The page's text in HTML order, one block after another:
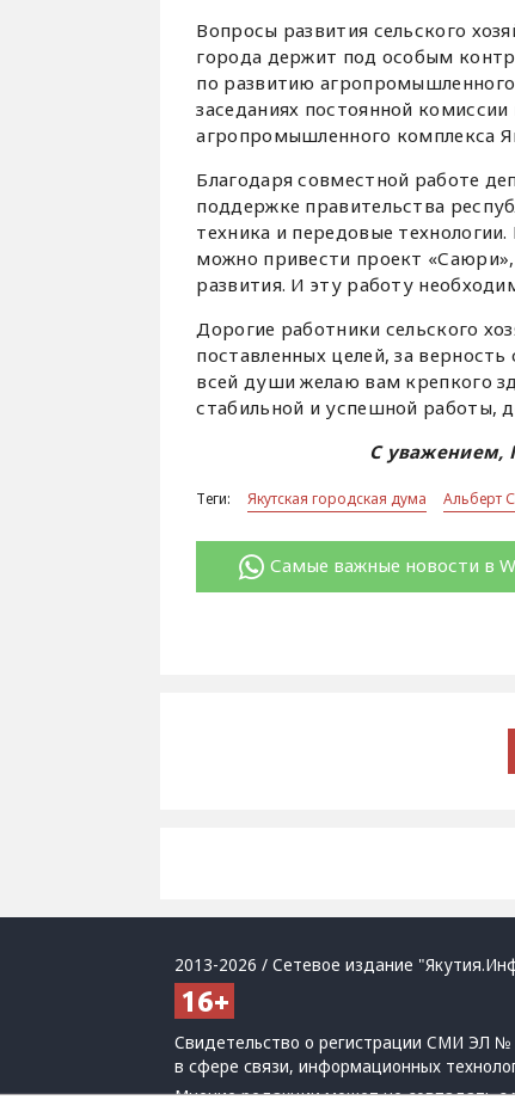
Вопросы развития сельского
города держит под особым
по развитию агропромышленного
заседаниях постоянной
агропромышленного комплекса
Благодаря совместной работе
поддержке правительства
техника и передовые
можно привести проект
развития. И эту работу
Дорогие работники сельского
поставленных целей, за
всей души желаю вам крепкого
стабильной и успешной работы,
С уважением,
Теги: Якутская городская дума Альберт
Самые важные новости в
2013-2026 / Сетевое издание
Свидетельство о регистрации СМИ ЭЛ
в сфере связи, информационных